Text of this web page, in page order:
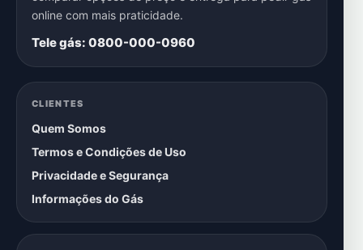
online com mais praticidade.
Tele gás: 0800-000-0960
CLIENTES
Quem Somos
Termos e Condições de Uso
Privacidade e Segurança
Informações do Gás